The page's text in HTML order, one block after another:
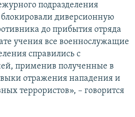
подразделения
диверсионную
до прибытия отряда
учения все военнослужащие
справились с
применив полученные в
отражения нападения и
террористов», – говорится